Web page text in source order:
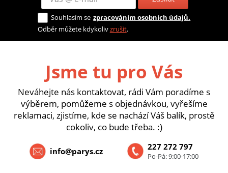
Souhlasím se zpracováním osobních údajů.
Odběr můžete kdykolivzrušit.
Jsme tu pro Vás
Neváhejte nás kontaktovat, rádi Vám poradíme s
výběrem, pomůžeme s objednávkou, vyřešíme
reklamaci, zjistíme, kde se nachází Váš balík, prostě
cokoliv, co bude třeba. :)
227 272 797
Po-Pá: 9:00-17:00
info@parys.cz